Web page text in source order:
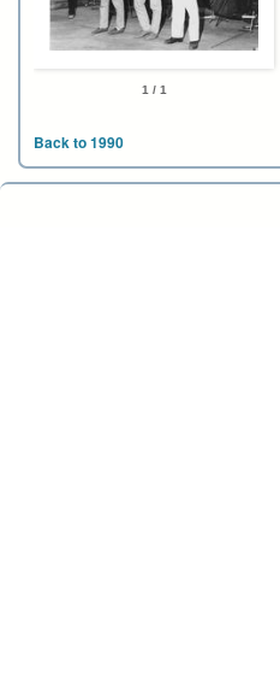
1 / 1
Back to 1990